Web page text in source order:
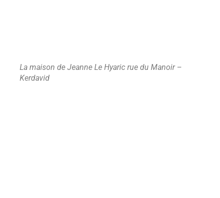
La maison de Jeanne Le Hyaric rue du Manoir –
Kerdavid